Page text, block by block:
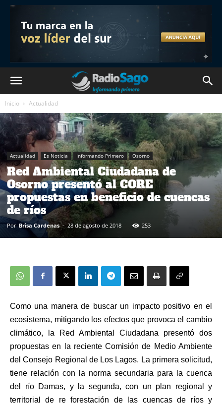
Inicio Actualidad
Actualidad Es Noticia Informando Primero Osorno
Red Ambiental Ciudadana de
Osorno presentó al CORE
propuestas en beneficio de cuencas
de ríos
Por Brisa Cardenas - 28 de agosto de 2018 253
Como una manera de buscar un impacto positivo en el
ecosistema, mitigando los efectos que provoca el cambio
climático, la Red Ambiental Ciudadana presentó dos
propuestas en la reciente Comisión de Medio Ambiente
del Consejo Regional de Los Lagos. La primera solicitud,
tiene relación con la norma secundaria para la cuenca
del río Damas, y la segunda, con un plan regional y
territorial de re forestación de las cuencas de ríos y